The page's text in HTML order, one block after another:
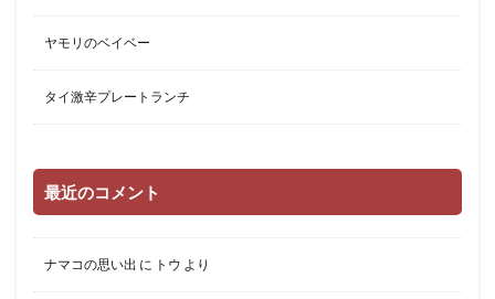
ヤモリのベイベー
タイ激辛プレートランチ
最近のコメント
ナマコの思い出 に トウ より